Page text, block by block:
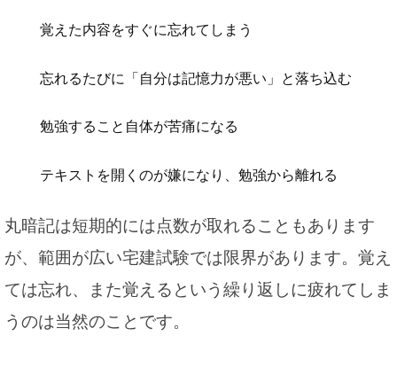
覚えた内容をすぐに忘れてしまう
忘れるたびに「自分は記憶力が悪い」と落ち込む
勉強すること自体が苦痛になる
テキストを開くのが嫌になり、勉強から離れる
丸暗記は短期的には点数が取れることもあります
が、範囲が広い宅建試験では限界があります。覚え
ては忘れ、また覚えるという繰り返しに疲れてしま
うのは当然のことです。